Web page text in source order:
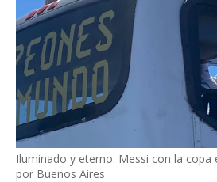
Iluminado y eterno. Messi con la copa
por Buenos Aires